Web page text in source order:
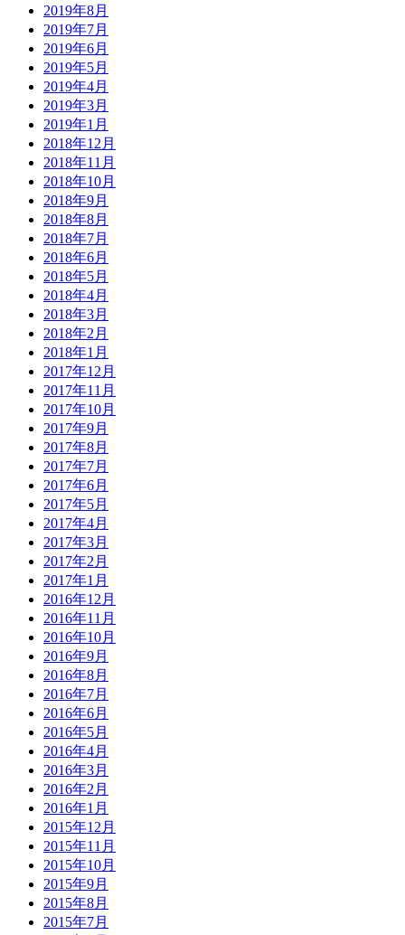
2019年8月
2019年7月
2019年6月
2019年5月
2019年4月
2019年3月
2019年1月
2018年12月
2018年11月
2018年10月
2018年9月
2018年8月
2018年7月
2018年6月
2018年5月
2018年4月
2018年3月
2018年2月
2018年1月
2017年12月
2017年11月
2017年10月
2017年9月
2017年8月
2017年7月
2017年6月
2017年5月
2017年4月
2017年3月
2017年2月
2017年1月
2016年12月
2016年11月
2016年10月
2016年9月
2016年8月
2016年7月
2016年6月
2016年5月
2016年4月
2016年3月
2016年2月
2016年1月
2015年12月
2015年11月
2015年10月
2015年9月
2015年8月
2015年7月